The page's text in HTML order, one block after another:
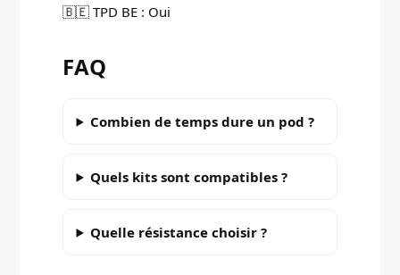
🇧🇪 TPD BE : Oui
FAQ
Combien de temps dure un pod ?
Quels kits sont compatibles ?
Quelle résistance choisir ?